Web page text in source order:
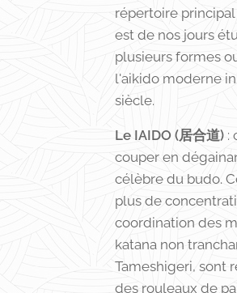
répertoire
est de nos jours
plusieurs formes
l'aikido moderne
siècle.
Le IAIDO (居合道) :
couper en
célèbre du budo.
plus de
coordination des
katana non
Tameshigeri, sont
des rouleaux de